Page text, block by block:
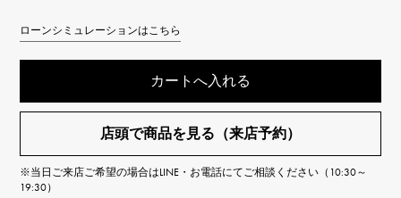
ローンシミュレーションはこちら
カートへ入れる
店頭で商品を見る（来店予約）
※当日ご来店ご希望の場合はLINE・お電話にてご相談ください（10:30～
19:30）